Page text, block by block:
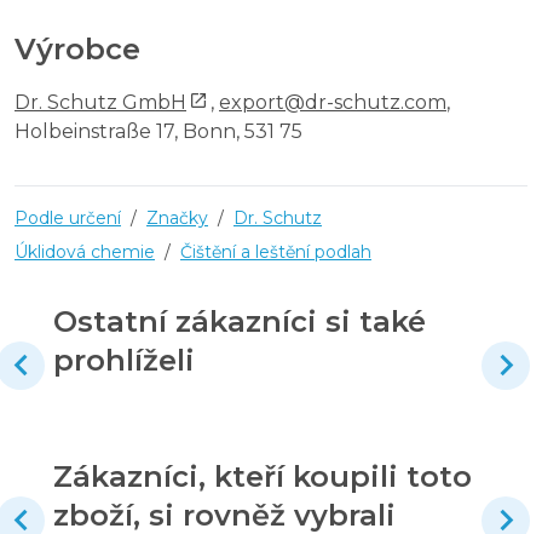
Výrobce
Dr. Schutz GmbH , export@dr-schutz.com,
Holbeinstraße 17, Bonn, 531 75
Podle určení / Značky / Dr. Schutz
Úklidová chemie / Čištění a leštění podlah
Ostatní zákazníci si také
prohlíželi
Zákazníci, kteří koupili toto
zboží, si rovněž vybrali